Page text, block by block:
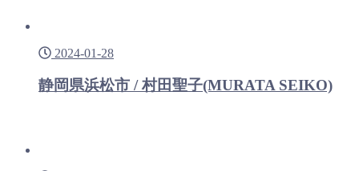
2024-01-28
静岡県浜松市 / 村田聖子(MURATA SEIKO)